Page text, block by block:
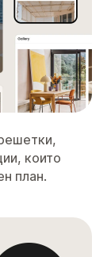
които
план.